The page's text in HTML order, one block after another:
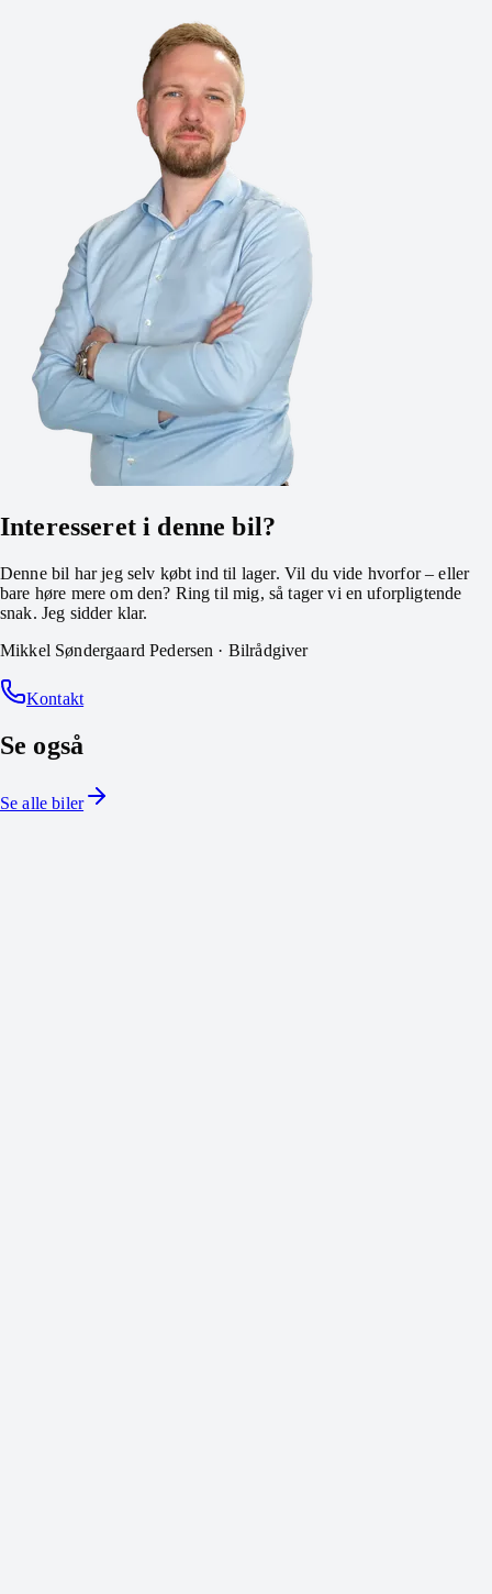
Interesseret i denne bil?
Denne bil har jeg selv købt ind til lager. Vil du vide hvorfor – eller
bare høre mere om den? Ring til mig, så tager vi en uforpligtende
snak. Jeg sidder klar.
Mikkel Søndergaard Pedersen · Bilrådgiver
Kontakt
Se også
Se alle biler